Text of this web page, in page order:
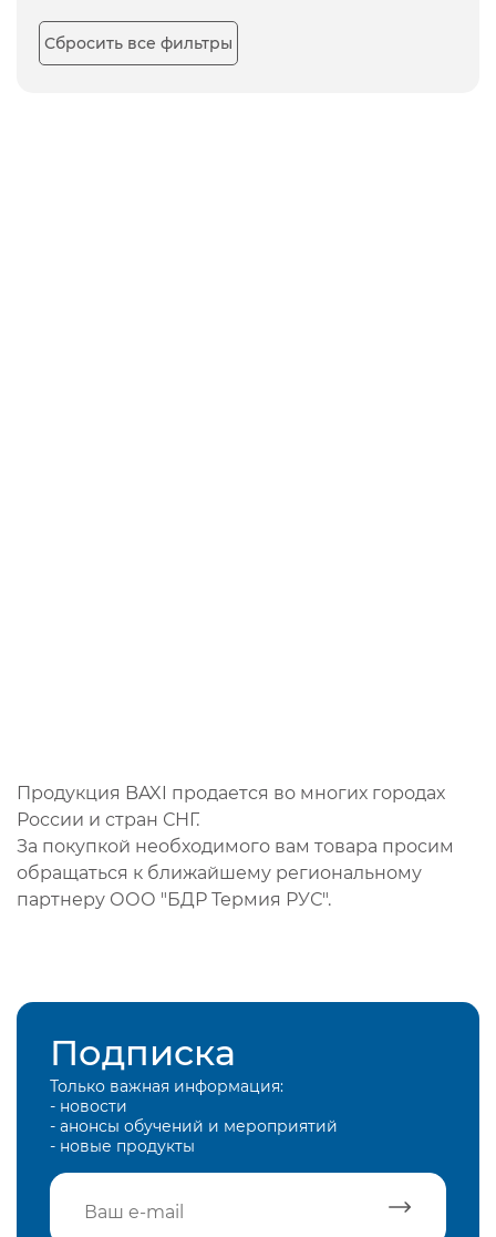
Сбросить все фильтры
Продукция BAXI продается во многих городах
России и стран СНГ.
За покупкой необходимого вам товара просим
обращаться к ближайшему региональному
партнеру ООО "БДР Термия РУС".
Подписка
Только важная информация:
- новости
- анонсы обучений и мероприятий
- новые продукты